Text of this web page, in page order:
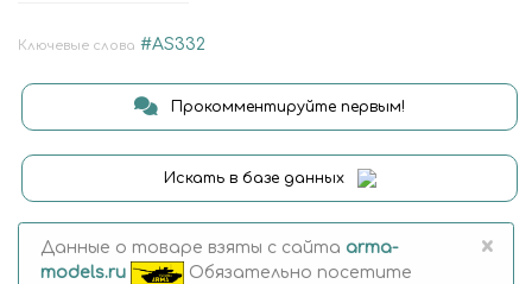
Ключевые слова #AS332
Прокомментируйте первым!
Искать в базе данных
Данные о товаре взяты с сайта arma-
models.ru
Обязательно посетите
×